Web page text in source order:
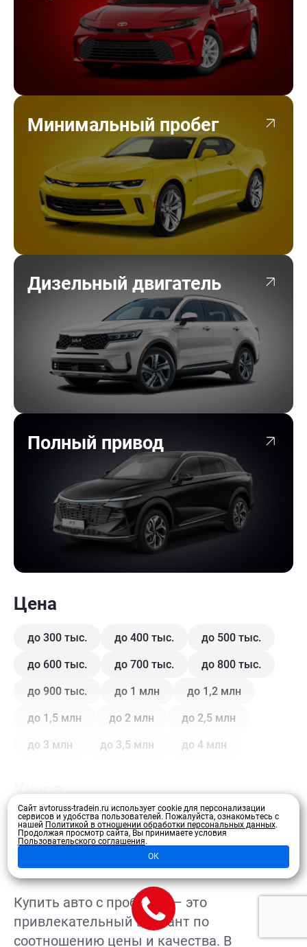
Минимальный пробег
Дизельный двигатель
Полный привод
Цена
до 300 тыс. до 400 тыс. до 500 тыс.
до 600 тыс. до 700 тыс. до 800 тыс.
до 900 тыс. до 1 млн до 1,2 млн
до 1,5 млн до 2 млн до 2,5 млн
до 3 млн до 3,5 млн до 4 млн
Кузов
Купе Внедорожник Внедорожник 5 дв.
Седан Хэтчбек 3 дв. Хэтчбек 5 дв.
Лифтбэк Минивэн Кроссовер
Универсал Универсал 5 дв.
Развернуть
Купить авто с пробегом — это
привлекательный вариант по
соотношению цены и качества. В
Сайт avtoruss-tradein.ru использует cookie для персонализации
сервисов и удобства пользователей. Пожалуйста, ознакомьтесь с
нашей Политикой в отношении обработки персональных данных.
Продолжая просмотр сайта, Вы принимаете условия
Пользовательского соглашения.
ОК